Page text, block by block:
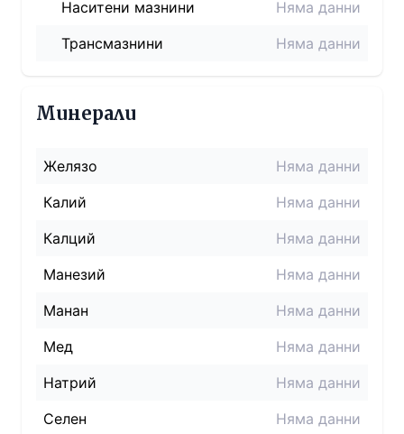
Наситени мазнини
Няма данни
Трансмазнини
Няма данни
Минерали
Желязо
Няма данни
Калий
Няма данни
Калций
Няма данни
Манезий
Няма данни
Манан
Няма данни
Мед
Няма данни
Натрий
Няма данни
Селен
Няма данни